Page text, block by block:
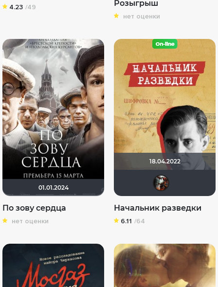
4.23 /49
Розыгрыш
нет оценки
01.01.2024
По зову сердца
нет оценки
18.04.2022
Начальник разведки
6.11 /64